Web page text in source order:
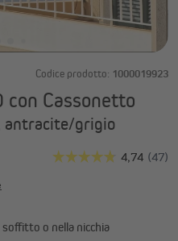
Codice prodotto: 1000019923
Cassonetto
antracite/grigio
o nella nicchia